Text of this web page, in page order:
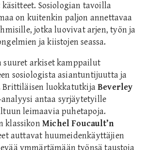
Sosiologian tavoilla
on kuitenkin paljon annettavaa
jotka luovivat arjen, työn ja
ja kiistojen seassa.
suuret arkiset kamppailut
sosiologista asiantuntijuutta ja
Brittiläisen luokkatutkijaBeverley
antaa syrjäytetyille
leimaavia puhetapoja.
klassikonMichel Foucault’n
auttavat huumeidenkäyttäjien
ymmärtämään työnsä taustoja